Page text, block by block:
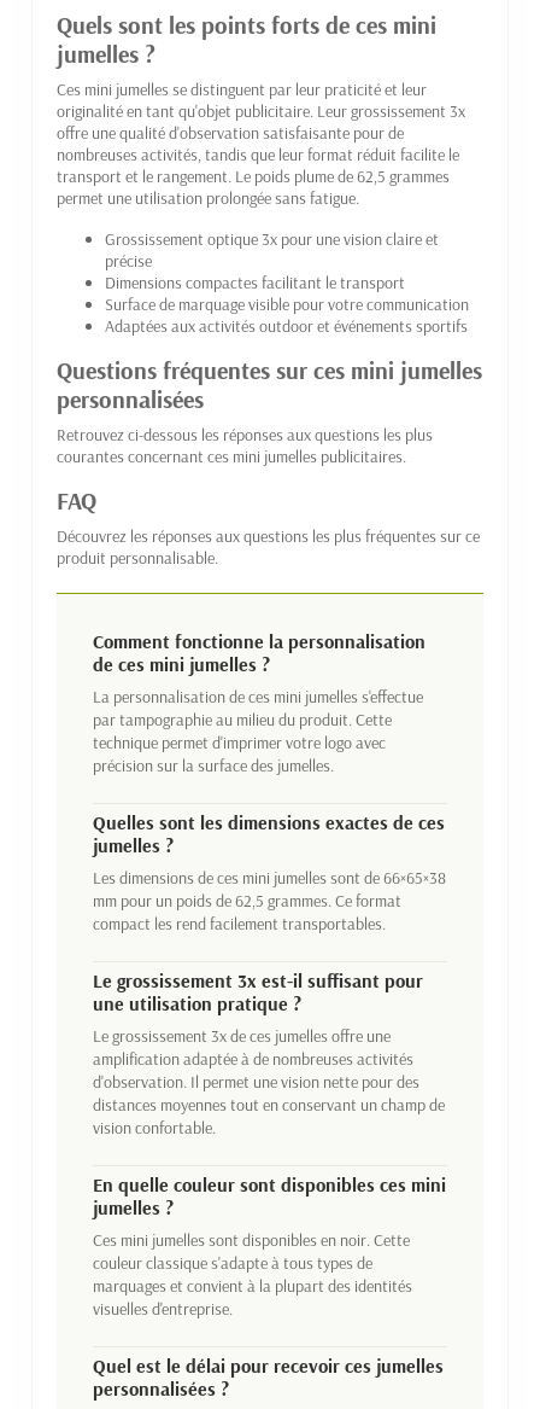
Quels sont les points forts de ces mini
jumelles ?
Ces mini jumelles se distinguent par leur praticité et leur
originalité en tant qu'objet publicitaire. Leur grossissement 3x
offre une qualité d'observation satisfaisante pour de
nombreuses activités, tandis que leur format réduit facilite le
transport et le rangement. Le poids plume de 62,5 grammes
permet une utilisation prolongée sans fatigue.
Grossissement optique 3x pour une vision claire et
précise
Dimensions compactes facilitant le transport
Surface de marquage visible pour votre communication
Adaptées aux activités outdoor et événements sportifs
Questions fréquentes sur ces mini jumelles
personnalisées
Retrouvez ci-dessous les réponses aux questions les plus
courantes concernant ces mini jumelles publicitaires.
FAQ
Découvrez les réponses aux questions les plus fréquentes sur ce
produit personnalisable.
Comment fonctionne la personnalisation
de ces mini jumelles ?
La personnalisation de ces mini jumelles s'effectue
par tampographie au milieu du produit. Cette
technique permet d'imprimer votre logo avec
précision sur la surface des jumelles.
Quelles sont les dimensions exactes de ces
jumelles ?
Les dimensions de ces mini jumelles sont de 66×65×38
mm pour un poids de 62,5 grammes. Ce format
compact les rend facilement transportables.
Le grossissement 3x est-il suffisant pour
une utilisation pratique ?
Le grossissement 3x de ces jumelles offre une
amplification adaptée à de nombreuses activités
d'observation. Il permet une vision nette pour des
distances moyennes tout en conservant un champ de
vision confortable.
En quelle couleur sont disponibles ces mini
jumelles ?
Ces mini jumelles sont disponibles en noir. Cette
couleur classique s'adapte à tous types de
marquages et convient à la plupart des identités
visuelles d'entreprise.
Quel est le délai pour recevoir ces jumelles
personnalisées ?